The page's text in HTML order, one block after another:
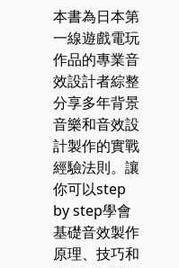
本書為日本第
一線遊戲電玩
作品的專業音
效設計者綜整
分享多年背景
音樂和音效設
計製作的實戰
經驗法則。讓
你可以step
by step學會
基礎音效製作
原理、技巧和